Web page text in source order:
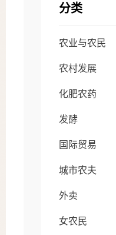
分类
农业与农民
农村发展
化肥农药
发酵
国际贸易
城市农夫
外卖
女农民